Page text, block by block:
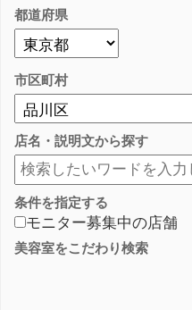
都道府県
市区町村
店名・説明文から探す
条件を指定する
モニター募集中の店舗
美容室をこだわり検索